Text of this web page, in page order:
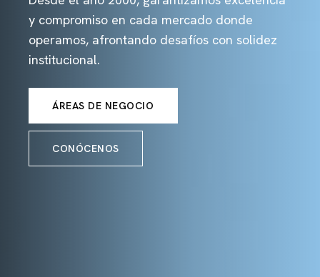
y compromiso en cada mercado donde
operamos, afrontando desafíos con solidez
institucional.
ÁREAS DE NEGOCIO
CONÓCENOS